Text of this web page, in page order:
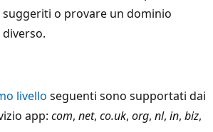
suggeriti o provare un dominio
diverso.
livello seguenti sono supportati dai
app: com, net, co.uk, org, nl, in, biz,